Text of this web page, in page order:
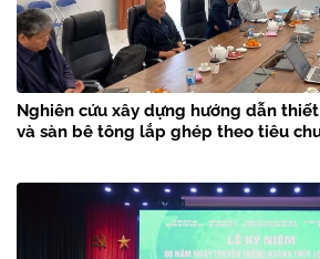
Nghiên cứu xây dựng hướng dẫn
và sàn bê tông lắp ghép theo tiêu